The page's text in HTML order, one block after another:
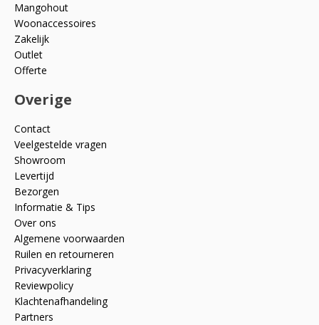
Mangohout
Woonaccessoires
Zakelijk
Outlet
Offerte
Overige
Contact
Veelgestelde vragen
Showroom
Levertijd
Bezorgen
Informatie & Tips
Over ons
Algemene voorwaarden
Ruilen en retourneren
Privacyverklaring
Reviewpolicy
Klachtenafhandeling
Partners